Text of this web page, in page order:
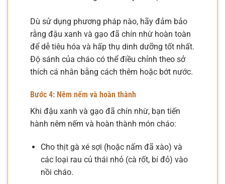
Dù sử dụng phương pháp nào, hãy đảm bảo
rằng đậu xanh và gạo đã chín nhừ hoàn toàn
để dễ tiêu hóa và hấp thụ dinh dưỡng tốt nhất.
Độ sánh của cháo có thể điều chỉnh theo sở
thích cá nhân bằng cách thêm hoặc bớt nước.
Bước 4: Nêm nếm và hoàn thành
Khi đậu xanh và gạo đã chín nhừ, bạn tiến
hành nêm nếm và hoàn thành món cháo:
Cho thịt gà xé sợi (hoặc nấm đã xào) và
các loại rau củ thái nhỏ (cà rốt, bí đỏ) vào
nồi cháo.